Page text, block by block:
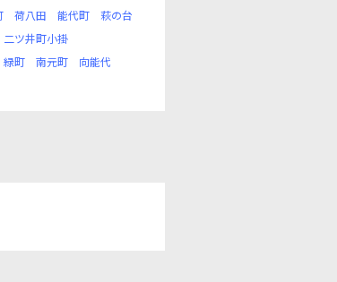
荷八田 能代町
萩の台
二ツ井町小掛
緑町 南元町
向能代